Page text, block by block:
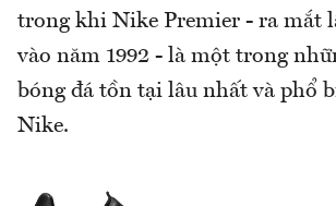
trong khi Nike Premier - ra mắt
vào năm 1992 - là một trong
bóng đá tồn tại lâu nhất và phổ
Nike.